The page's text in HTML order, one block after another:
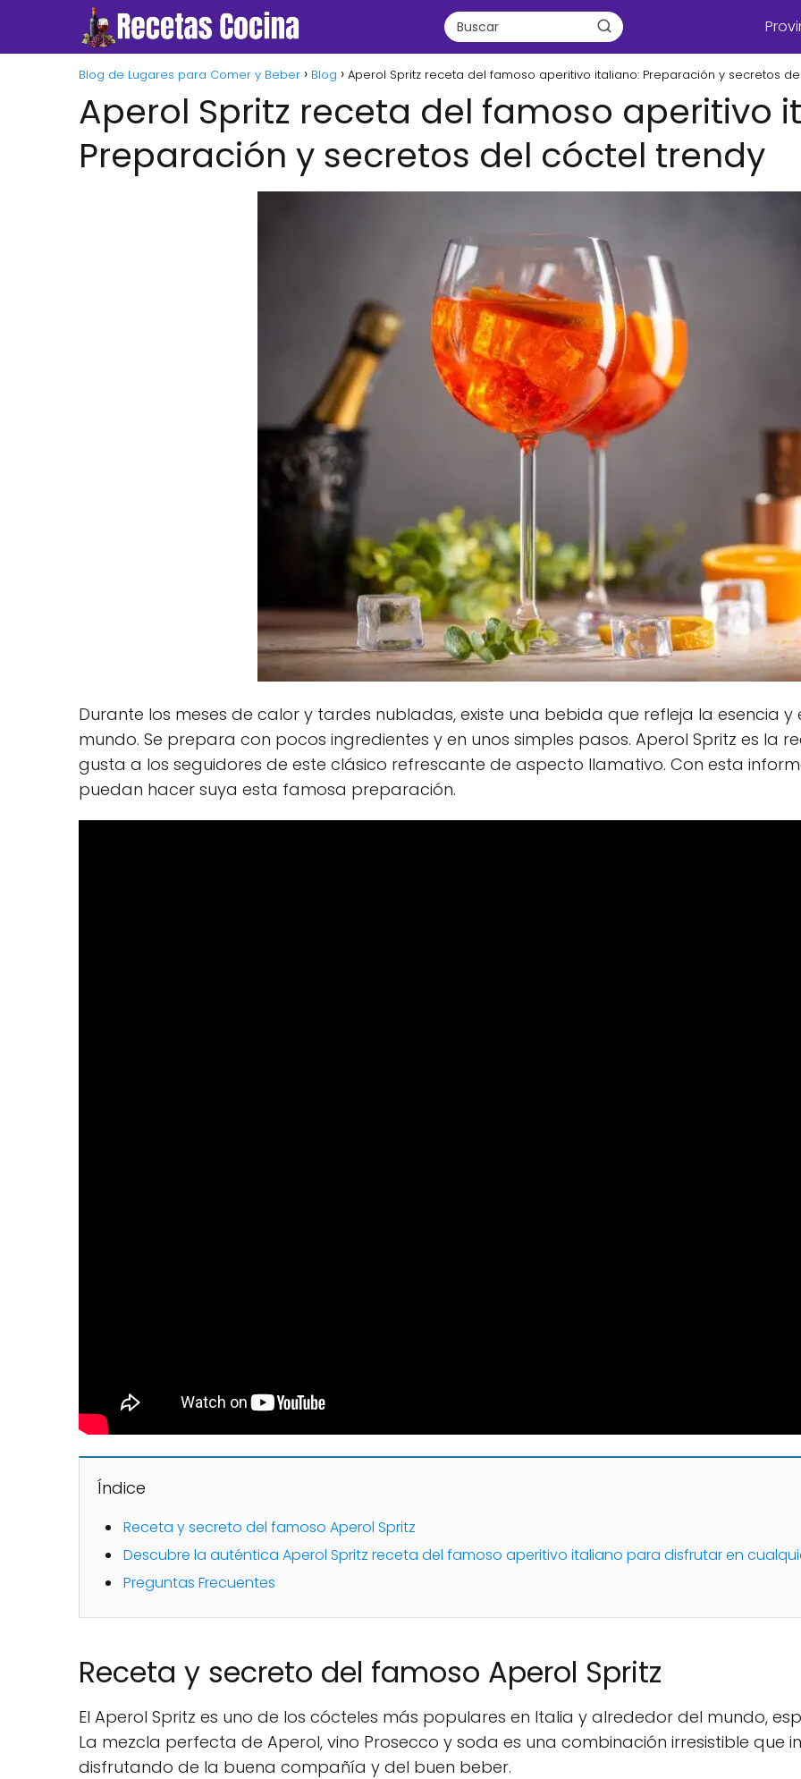
Blog de Lugares para Comer y Beber Blog Aperol Spritz receta del famoso aperitivo italiano: Preparación y secretos
Aperol Spritz receta del famoso aperitivo
Preparación y secretos del cóctel trendy
Durante los meses de calor y tardes nubladas, existe una bebida que refleja la esencia
mundo. Se prepara con pocos ingredientes y en unos simples pasos. Aperol Spritz es la
gusta a los seguidores de este clásico refrescante de aspecto llamativo. Con esta
puedan hacer suya esta famosa preparación.
Índice
Receta y secreto del famoso Aperol Spritz
Descubre la auténtica Aperol Spritz receta del famoso aperitivo italiano para disfrutar en
Preguntas Frecuentes
Receta y secreto del famoso Aperol Spritz
El Aperol Spritz es uno de los cócteles más populares en Italia y alrededor del mundo,
La mezcla perfecta de Aperol, vino Prosecco y soda es una combinación irresistible
disfrutando de la buena compañía y del buen beber.